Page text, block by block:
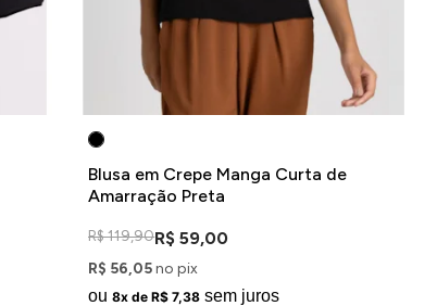
Blusa em Crepe Manga Curta de
Amarração Preta
R$ 119,90R$ 59,00
R$ 56,05no pix
ou8x de R$ 7,38 sem juros